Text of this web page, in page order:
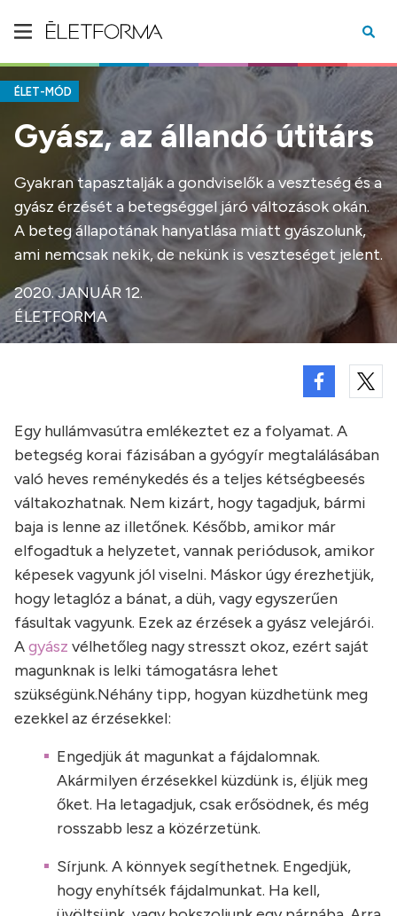
ÉLET-MÓD
Gyász, az állandó útitárs
Gyakran tapasztalják a gondviselők a veszteség és a
gyász érzését a betegséggel járó változások okán.
A beteg állapotának hanyatlása miatt gyászolunk,
ami nemcsak nekik, de nekünk is veszteséget jelent.
2020. JANUÁR 12.
ÉLETFORMA
Egy hullámvasútra emlékeztet ez a folyamat. A
betegség korai fázisában a gyógyír megtalálásában
való heves reménykedés és a teljes kétségbeesés
váltakozhatnak. Nem kizárt, hogy tagadjuk, bármi
baja is lenne az illetőnek. Később, amikor már
elfogadtuk a helyzetet, vannak periódusok, amikor
képesek vagyunk jól viselni. Máskor úgy érezhetjük,
hogy letaglóz a bánat, a düh, vagy egyszerűen
fásultak vagyunk. Ezek az érzések a gyász velejárói.
Agyász vélhetőleg nagy stresszt okoz, ezért saját
magunknak is lelki támogatásra lehet
szükségünk.Néhány tipp, hogyan küzdhetünk meg
ezekkel az érzésekkel:
Engedjük át magunkat a fájdalomnak.
Akármilyen érzésekkel küzdünk is, éljük meg
őket. Ha letagadjuk, csak erősödnek, és még
rosszabb lesz a közérzetünk.
Sírjunk. A könnyek segíthetnek. Engedjük,
hogy enyhítsék fájdalmunkat. Ha kell,